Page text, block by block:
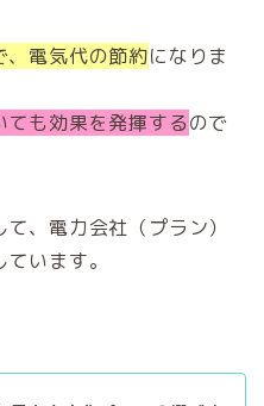
、電気代の節約になりま
も効果を発揮するので
、電力会社（プラン）
います。